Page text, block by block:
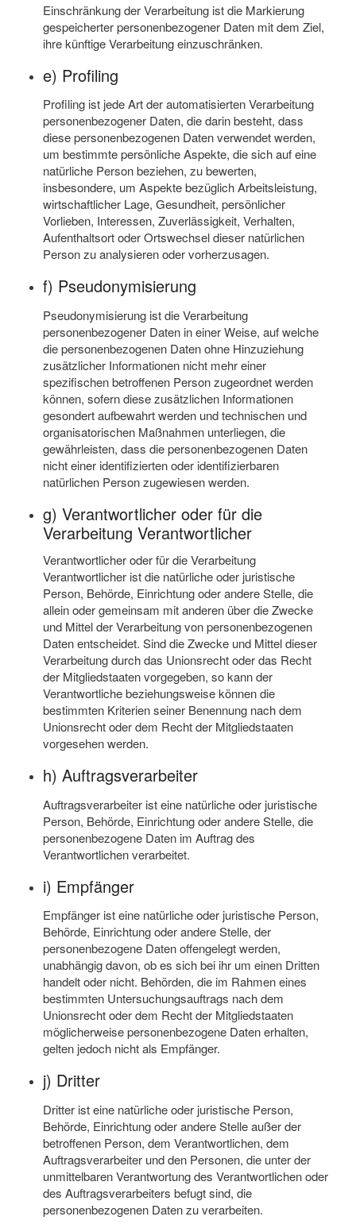
Einschränkung der Verarbeitung ist die Markierung
gespeicherter personenbezogener Daten mit dem Ziel,
ihre künftige Verarbeitung einzuschränken.
e) Profiling
Profiling ist jede Art der automatisierten Verarbeitung
personenbezogener Daten, die darin besteht, dass
diese personenbezogenen Daten verwendet werden,
um bestimmte persönliche Aspekte, die sich auf eine
natürliche Person beziehen, zu bewerten,
insbesondere, um Aspekte bezüglich Arbeitsleistung,
wirtschaftlicher Lage, Gesundheit, persönlicher
Vorlieben, Interessen, Zuverlässigkeit, Verhalten,
Aufenthaltsort oder Ortswechsel dieser natürlichen
Person zu analysieren oder vorherzusagen.
f) Pseudonymisierung
Pseudonymisierung ist die Verarbeitung
personenbezogener Daten in einer Weise, auf welche
die personenbezogenen Daten ohne Hinzuziehung
zusätzlicher Informationen nicht mehr einer
spezifischen betroffenen Person zugeordnet werden
können, sofern diese zusätzlichen Informationen
gesondert aufbewahrt werden und technischen und
organisatorischen Maßnahmen unterliegen, die
gewährleisten, dass die personenbezogenen Daten
nicht einer identifizierten oder identifizierbaren
natürlichen Person zugewiesen werden.
g) Verantwortlicher oder für die
Verarbeitung Verantwortlicher
Verantwortlicher oder für die Verarbeitung
Verantwortlicher ist die natürliche oder juristische
Person, Behörde, Einrichtung oder andere Stelle, die
allein oder gemeinsam mit anderen über die Zwecke
und Mittel der Verarbeitung von personenbezogenen
Daten entscheidet. Sind die Zwecke und Mittel dieser
Verarbeitung durch das Unionsrecht oder das Recht
der Mitgliedstaaten vorgegeben, so kann der
Verantwortliche beziehungsweise können die
bestimmten Kriterien seiner Benennung nach dem
Unionsrecht oder dem Recht der Mitgliedstaaten
vorgesehen werden.
h) Auftragsverarbeiter
Auftragsverarbeiter ist eine natürliche oder juristische
Person, Behörde, Einrichtung oder andere Stelle, die
personenbezogene Daten im Auftrag des
Verantwortlichen verarbeitet.
i) Empfänger
Empfänger ist eine natürliche oder juristische Person,
Behörde, Einrichtung oder andere Stelle, der
personenbezogene Daten offengelegt werden,
unabhängig davon, ob es sich bei ihr um einen Dritten
handelt oder nicht. Behörden, die im Rahmen eines
bestimmten Untersuchungsauftrags nach dem
Unionsrecht oder dem Recht der Mitgliedstaaten
möglicherweise personenbezogene Daten erhalten,
gelten jedoch nicht als Empfänger.
j) Dritter
Dritter ist eine natürliche oder juristische Person,
Behörde, Einrichtung oder andere Stelle außer der
betroffenen Person, dem Verantwortlichen, dem
Auftragsverarbeiter und den Personen, die unter der
unmittelbaren Verantwortung des Verantwortlichen oder
des Auftragsverarbeiters befugt sind, die
personenbezogenen Daten zu verarbeiten.